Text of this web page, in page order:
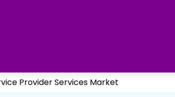
Provider Services Market